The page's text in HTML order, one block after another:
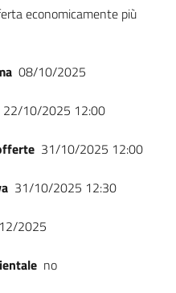
economicamente più
08/10/2025
22/10/2025 12:00
31/10/2025 12:00
31/10/2025 12:30
2025
no